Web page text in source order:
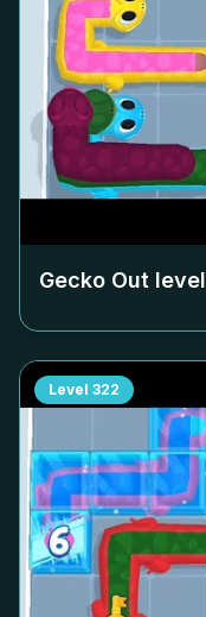
Gecko Out level
Level 322